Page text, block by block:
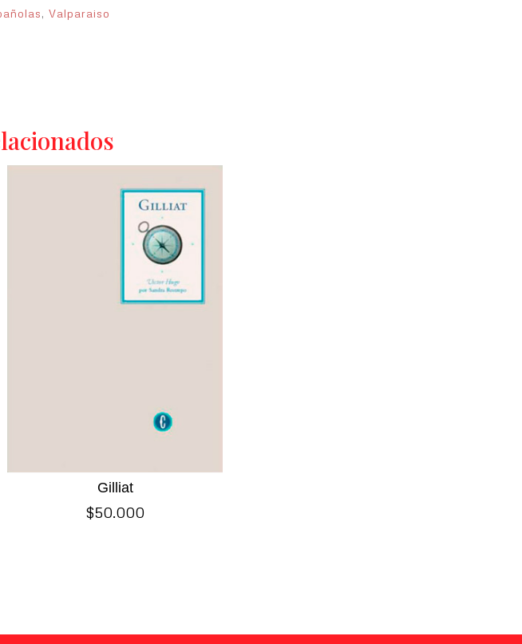
, Valparaiso
Gilliat
$50.000